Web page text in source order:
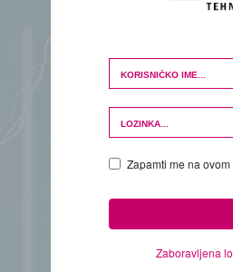
Zapamti me na
Zaboravljena